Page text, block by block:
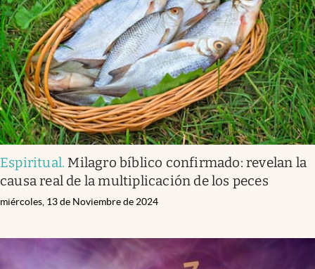
Espiritual. Milagro bíblico confirmado: revelan la
causa real de la multiplicación de los peces
miércoles, 13 de Noviembre de 2024